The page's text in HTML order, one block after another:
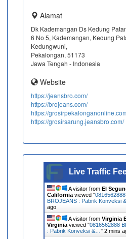
Alamat
Dk Kademangan Ds Kedung
6 No 5, Kademangan, Kedung
Kedungwuni,
Pekalongan, 51173
Jawa Tengah - Indonesia
Website
https://jeansbro.com/
https://brojeans.com/
https://
https://grosirsarung.jeansbro.com/
Live Traffic
A visitor from El
Californiaviewed "0816562888
BROJEANS : Pabrik Konveksi
ago
A visitor from Virginia
Virginiaviewed "0816562888
: Pabrik Konveksi &… " 2 mins